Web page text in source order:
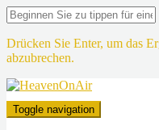
Drücken Sie Enter, um das
abzubrechen.
Toggle navigation